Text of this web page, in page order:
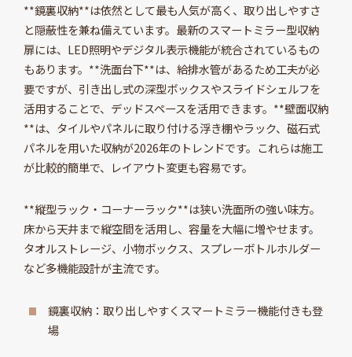
**鏡裏収納**は依然として最も人気が高く、取り出しやすさ
と隠蔽性を兼ね備えています。最新のスマートミラー型収納
扉には、LED照明やデジタル表示機能が統合されているもの
もあります。**洗面台下**は、給排水管があるため工夫が必
要ですが、引き出し式の深型ボックスやスライドシェルフを
活用することで、デッドスペースを活用できます。**壁面収納
**は、タイルやパネルに取り付ける浮き棚やラック、磁石式
パネルを用いた収納が2026年のトレンドです。これらは施工
が比較的簡単で、レイアウト変更も容易です。
**縦型ラック・コーナーラック**は狭い洗面所の強い味方。
床から天井まで縦空間を活用し、容量を大幅に増やせます。
タオルストレージ、小物ボックス、スプレーボトルホルダー
など多機能設計が主流です。
鏡裏収納：取り出しやすくスマートミラー機能付きも登
場